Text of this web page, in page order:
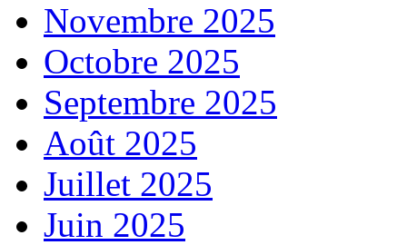
Novembre 2025
Octobre 2025
Septembre 2025
Août 2025
Juillet 2025
Juin 2025